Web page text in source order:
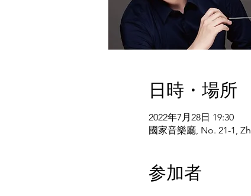
日時・場所
2022年7月28日 19:30
國家音樂廳, No. 21-1,
参加者